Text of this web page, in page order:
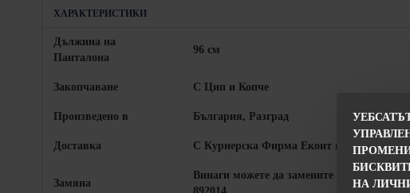
НА
ХАРАКТЕРИСТИКИ
Дължина на
Панталона
96 см
Закопчаване С Цип и Копче
Произведено в България, Разград
Доставка С Куриерска Фирма Еконт или Спиди, 24
Замяна
Винаги можете да замените продукта с